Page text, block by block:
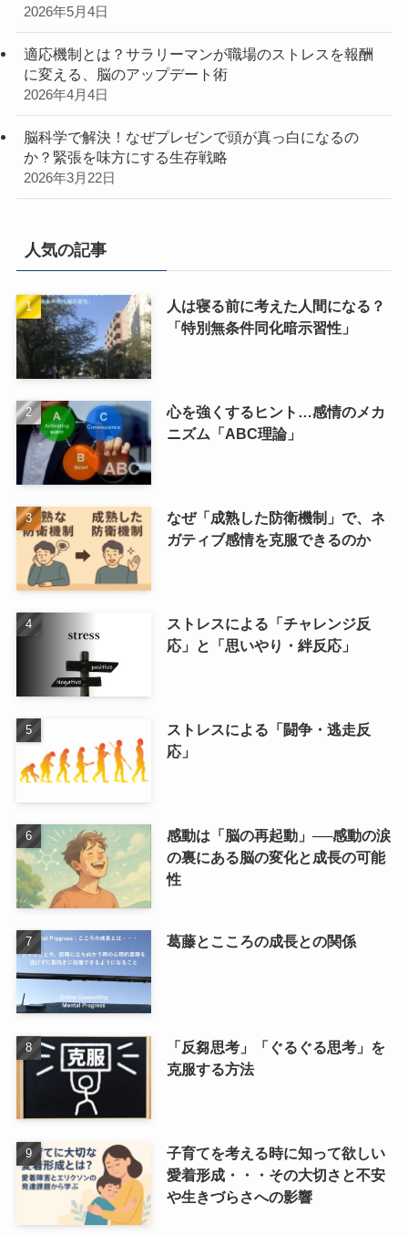
2026年5月4日
適応機制とは？サラリーマンが職場のストレスを報酬
に変える、脳のアップデート術
2026年4月4日
脳科学で解決！なぜプレゼンで頭が真っ白になるの
か？緊張を味方にする生存戦略
2026年3月22日
人気の記事
人は寝る前に考えた人間になる？
「特別無条件同化暗示習性」
心を強くするヒント…感情のメカ
ニズム「ABC理論」
なぜ「成熟した防衛機制」で、ネ
ガティブ感情を克服できるのか
ストレスによる「チャレンジ反
応」と「思いやり・絆反応」
ストレスによる「闘争・逃走反
応」
感動は「脳の再起動」──感動の涙
の裏にある脳の変化と成長の可能
性
葛藤とこころの成長との関係
「反芻思考」「ぐるぐる思考」を
克服する方法
子育てを考える時に知って欲しい
愛着形成・・・その大切さと不安
や生きづらさへの影響